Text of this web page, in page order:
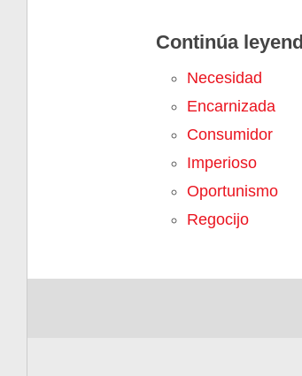
Continúa
Necesidad
Encarnizada
Consumidor
Imperioso
Oportunismo
Regocijo